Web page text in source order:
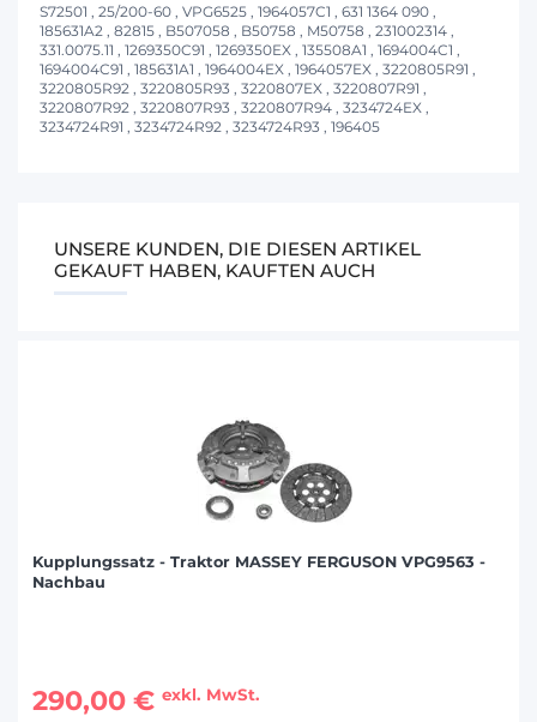
S72501 , 25/200-60 , VPG6525 , 1964057C1 , 631 1364 090 ,
185631A2 , 82815 , B507058 , B50758 , M50758 , 231002314 ,
331.0075.11 , 1269350C91 , 1269350EX , 135508A1 , 1694004C1 ,
1694004C91 , 185631A1 , 1964004EX , 1964057EX , 3220805R91 ,
3220805R92 , 3220805R93 , 3220807EX , 3220807R91 ,
3220807R92 , 3220807R93 , 3220807R94 , 3234724EX ,
3234724R91 , 3234724R92 , 3234724R93 , 196405
UNSERE KUNDEN, DIE DIESEN ARTIKEL
GEKAUFT HABEN, KAUFTEN AUCH
Kupplungssatz - Traktor MASSEY FERGUSON VPG9563 -
Nachbau
290,00 € exkl. MwSt.